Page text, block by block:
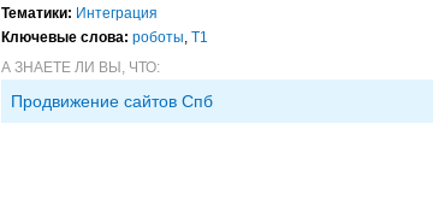
Тематики: Интеграция
Ключевые слова: роботы, Т1
А ЗНАЕТЕ ЛИ ВЫ, ЧТО:
Продвижение сайтов Спб